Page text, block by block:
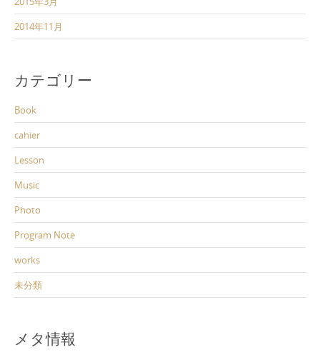
2014年11月
カテゴリー
Book
cahier
Lesson
Music
Photo
Program Note
works
未分類
メタ情報